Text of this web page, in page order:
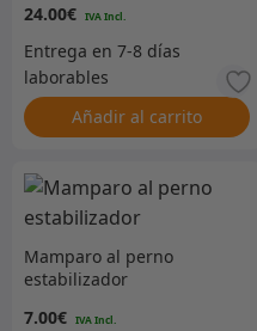
24.00€
Añadir al carrito
Mamparo al perno
estabilizador
7.00€